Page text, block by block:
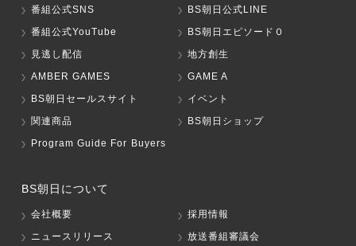
番組公式SNS
BS朝日公式LINE
番組公式YouTube
BS朝日エピソード０
見逃し配信
地方創生
AMBER GAMES
GAME A
BS朝日セールスサイト
イベント
関連商品
BS朝日ショップ
Program Guide For Buyers
BS朝日について
会社概要
採用情報
ニュースリリース
放送番組審議会